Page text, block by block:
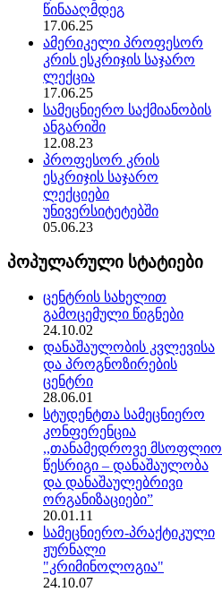
წინააღმდეგ
17.06.25
ამერიკელი პროფესორ
კრის ესკრიჯის საჯარო
ლექცია
17.06.25
სამეცნიერო საქმიანობის
ანგარიში
12.08.23
პროფესორ კრის
ესკრიჯის საჯარო
ლექციები
უნივერსიტეტებში
05.06.23
პოპულარული სტატიები
ცენტრის სახელით
გამოცემული წიგნები
24.10.02
დანაშაულობის კვლევისა
და პროგნოზირების
ცენტრი
28.06.01
სტუდენტთა სამეცნიერო
კონფერენცია
,,თანამედროვე მსოფლიო
წესრიგი – დანაშაულობა
და დანაშაულებრივი
ორგანიზაციები”
20.01.11
სამეცნიერო-პრაქტიკული
ჟურნალი
"კრიმინოლოგია"
24.10.07